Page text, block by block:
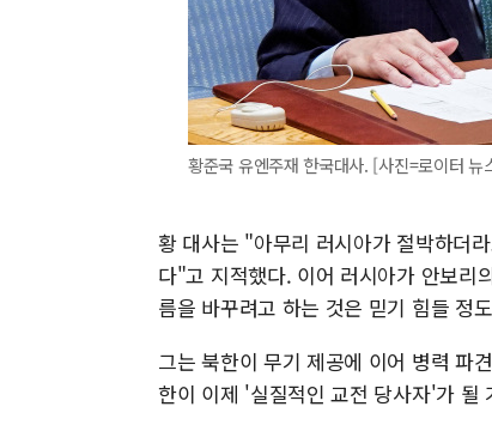
황준국 유엔주재 한국대사. [사진=로이터 뉴
황 대사는 "아무리 러시아가 절박하더
다"고 지적했다. 이어 러시아가 안보리
름을 바꾸려고 하는 것은 믿기 힘들 정
그는 북한이 무기 제공에 이어 병력 파
한이 이제 '실질적인 교전 당사자'가 될